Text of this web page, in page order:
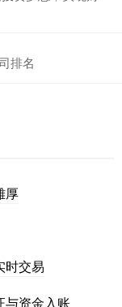
排名
厚
时交易
与资金入账